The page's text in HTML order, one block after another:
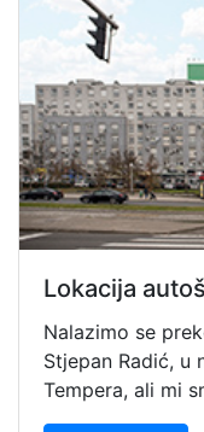
Lokacija
Nalazimo se
Stjepan Radić, u
Tempera, ali mi